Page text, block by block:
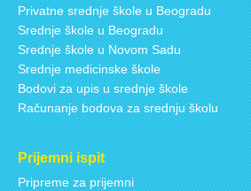
Privatne srednje škole u Beogradu
Srednje škole u Beogradu
Srednje škole u Novom Sadu
Srednje medicinske škole
Bodovi za upis u srednje škole
Računanje bodova za srednju školu
Prijemni ispit
Pripreme za prijemni